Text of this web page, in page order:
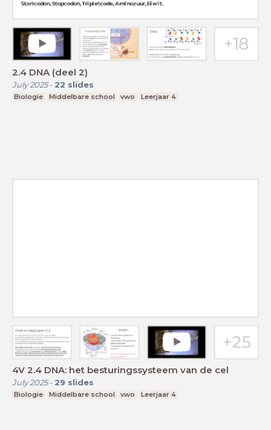
2.4 DNA (deel 2)
July 2025- 22 slides
Biologie Middelbare school vwo Leerjaar 4
4V 2.4 DNA: het besturingssysteem van de cel
July 2025- 29 slides
Biologie Middelbare school vwo Leerjaar 4